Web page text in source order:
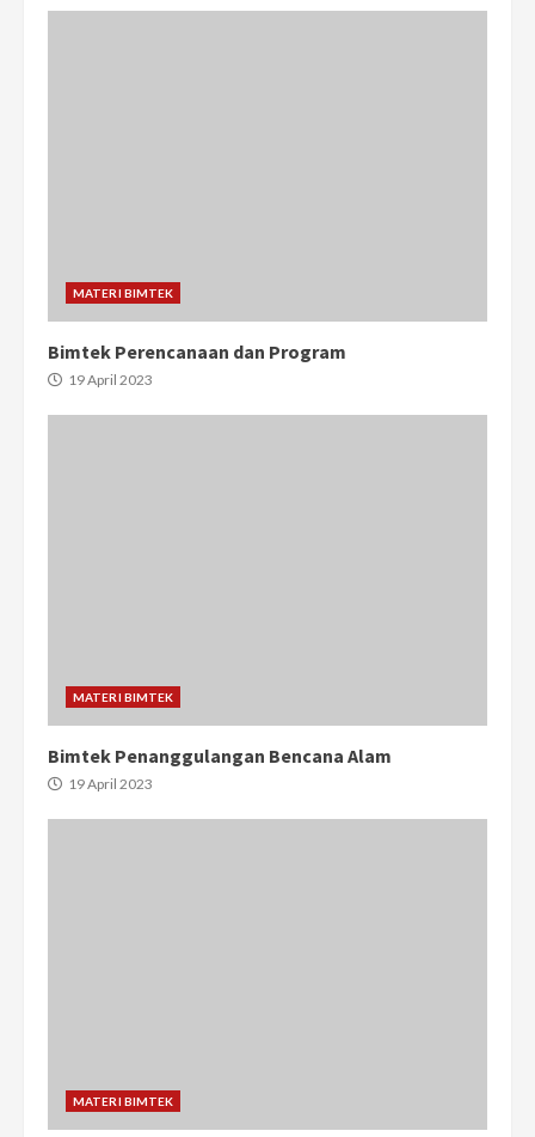
MATERI BIMTEK
Bimtek Perencanaan dan Program
19 April 2023
MATERI BIMTEK
Bimtek Penanggulangan Bencana Alam
19 April 2023
MATERI BIMTEK